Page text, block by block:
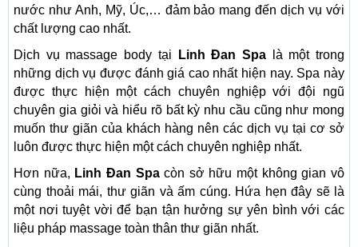
nước như Anh, Mỹ, Úc,… đảm bảo mang đến dịch vụ với
chất lượng cao nhất.
Dịch vụ massage body tại
Linh Đan Spalà một trong
những dịch vụ được đánh giá cao nhất hiện nay. Spa này
được thực hiện một cách chuyên nghiệp với đội ngũ
chuyên gia giỏi và hiểu rõ bất kỳ nhu cầu cũng như mong
muốn thư giãn của khách hàng nên các dịch vụ tại cơ sở
luôn được thực hiện một cách chuyên nghiệp nhất.
Hơn nữa, Linh Đan Spacòn sở hữu một không gian vô
cùng thoải mái, thư giãn và ấm cúng. Hứa hẹn đây sẽ là
một nơi tuyệt vời để bạn tận hưởng sự yên bình với các
liệu pháp massage toàn thân thư giãn nhất.